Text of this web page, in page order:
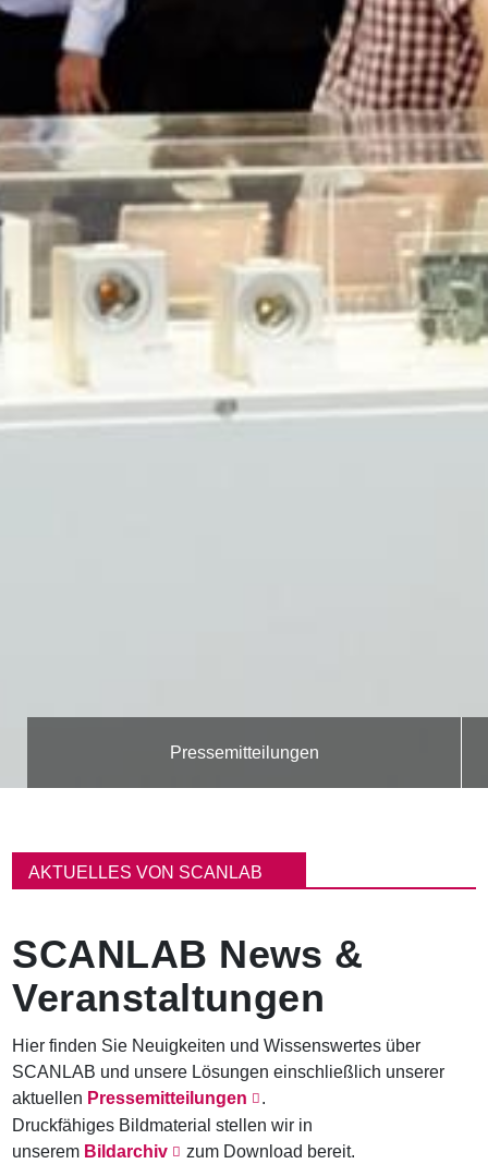
Pressemitteilungen
a
v
i
g
a
t
i
o
n
AKTUELLES VON SCANLAB
SCANLAB News &
Veranstaltungen
Hier finden Sie Neuigkeiten und Wissenswertes über
SCANLAB und unsere Lösungen einschließlich unserer
aktuellen Pressemitteilungen
.
Druckfähiges Bildmaterial stellen wir in
unserem Bildarchiv zum Download bereit.